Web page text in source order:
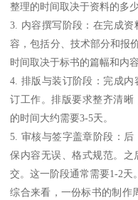
整理的时间取决于资料的多
3. 内容撰写阶段：在完成
容，包括分、技术部分和报
时间取决于标书的篇幅和内容
4. 排版与装订阶段：完成
订工作。排版要求整齐清
的时间大约需要3-5天。
5. 审核与签字盖章阶段：
保内容无误、格式规范。
交。这一阶段通常需要1-2天。
综合来看，一份标书的制作